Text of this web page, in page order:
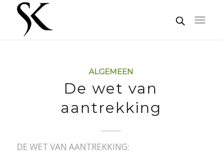
ALGEMEEN
De wet van
aantrekking
DE WET VAN AANTREKKING: